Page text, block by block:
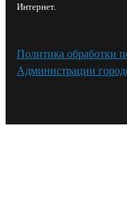
Интернет.
Политика обработки
Администрации